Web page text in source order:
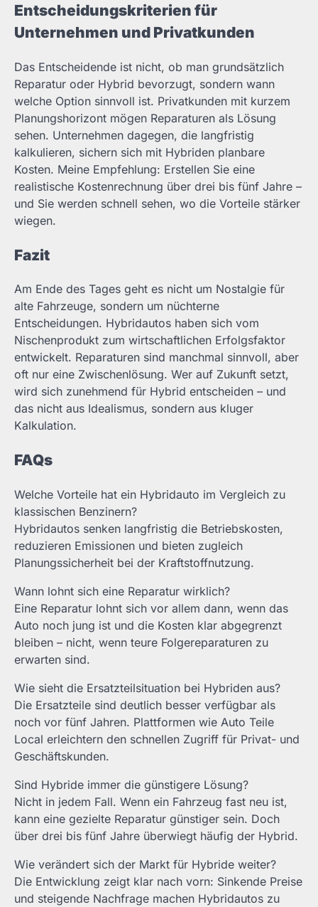
Entscheidungskriterien für
Unternehmen und Privatkunden
Das Entscheidende ist nicht, ob man grundsätzlich
Reparatur oder Hybrid bevorzugt, sondern wann
welche Option sinnvoll ist. Privatkunden mit kurzem
Planungshorizont mögen Reparaturen als Lösung
sehen. Unternehmen dagegen, die langfristig
kalkulieren, sichern sich mit Hybriden planbare
Kosten. Meine Empfehlung: Erstellen Sie eine
realistische Kostenrechnung über drei bis fünf Jahre –
und Sie werden schnell sehen, wo die Vorteile stärker
wiegen.
Fazit
Am Ende des Tages geht es nicht um Nostalgie für
alte Fahrzeuge, sondern um nüchterne
Entscheidungen. Hybridautos haben sich vom
Nischenprodukt zum wirtschaftlichen Erfolgsfaktor
entwickelt. Reparaturen sind manchmal sinnvoll, aber
oft nur eine Zwischenlösung. Wer auf Zukunft setzt,
wird sich zunehmend für Hybrid entscheiden – und
das nicht aus Idealismus, sondern aus kluger
Kalkulation.
FAQs
Welche Vorteile hat ein Hybridauto im Vergleich zu
klassischen Benzinern?
Hybridautos senken langfristig die Betriebskosten,
reduzieren Emissionen und bieten zugleich
Planungssicherheit bei der Kraftstoffnutzung.
Wann lohnt sich eine Reparatur wirklich?
Eine Reparatur lohnt sich vor allem dann, wenn das
Auto noch jung ist und die Kosten klar abgegrenzt
bleiben – nicht, wenn teure Folgereparaturen zu
erwarten sind.
Wie sieht die Ersatzteilsituation bei Hybriden aus?
Die Ersatzteile sind deutlich besser verfügbar als
noch vor fünf Jahren. Plattformen wie Auto Teile
Local erleichtern den schnellen Zugriff für Privat- und
Geschäftskunden.
Sind Hybride immer die günstigere Lösung?
Nicht in jedem Fall. Wenn ein Fahrzeug fast neu ist,
kann eine gezielte Reparatur günstiger sein. Doch
über drei bis fünf Jahre überwiegt häufig der Hybrid.
Wie verändert sich der Markt für Hybride weiter?
Die Entwicklung zeigt klar nach vorn: Sinkende Preise
und steigende Nachfrage machen Hybridautos zu